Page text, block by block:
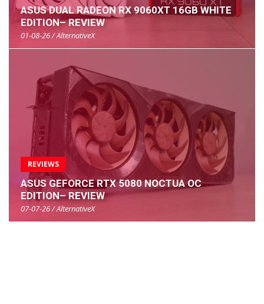
ASUS DUAL RADEON RX 9060XT 16GB WHITE
EDITION– REVIEW
01-08-26 / AlternativeX
REVIEWS
ASUS GEFORCE RTX 5080 NOCTUA OC
EDITION– REVIEW
07-07-26 / AlternativeX